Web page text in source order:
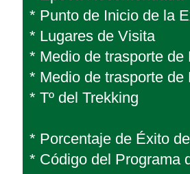
* Punto de Inicio de la
* Lugares de
* Medio de trasporte
* Medio de trasporte
* Tº del Trekking
* Porcentaje de Éxito
* Código del Programa